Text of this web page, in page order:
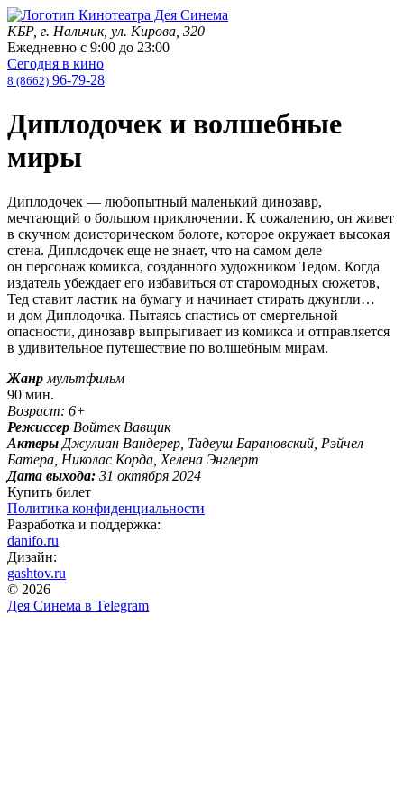
КБР, г. Нальчик, ул. Кирова, 320
Ежедневно с 9:00 до 23:00
Сегодня в кино
8 (8662) 96-79-28
Диплодочек и волшебные
миры
Диплодочек — любопытный маленький динозавр,
мечтающий о большом приключении. К сожалению, он живет
в скучном доисторическом болоте, которое окружает высокая
стена. Диплодочек еще не знает, что на самом деле
он персонаж комикса, созданного художником Тедом. Когда
издатель убеждает его избавиться от старомодных сюжетов,
Тед ставит ластик на бумагу и начинает стирать джунгли…
и дом Диплодочка. Пытаясь спастись от смертельной
опасности, динозавр выпрыгивает из комикса и отправляется
в удивительное путешествие по волшебным мирам.
Жанр мультфильм
90 мин.
Возраст: 6+
Режиссер Войтек Вавщик
Актеры Джулиан Вандерер, Тадеуш Барановский, Рэйчел
Батера, Николас Корда, Хелена Энглерт
Дата выхода: 31 октября 2024
Купить билет
Политика конфиденциальности
Разработка и поддержка:
danifo.ru
Дизайн:
gashtov.ru
© 2026
Дея Синема в Telegram